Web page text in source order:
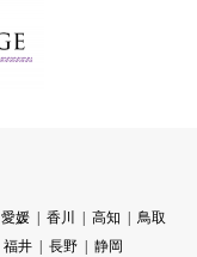
愛媛 香川 高知
鳥取
福井 長野
静岡